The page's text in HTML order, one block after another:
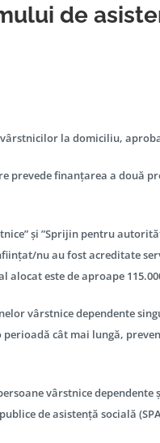
de
la domiciliu,
prevede finanțarea a două
și ”Sprijin pentru
nu au fost acreditate
este de aproape
vârstnice dependente
cât mai lungă,
vârstnice
de asistență socială